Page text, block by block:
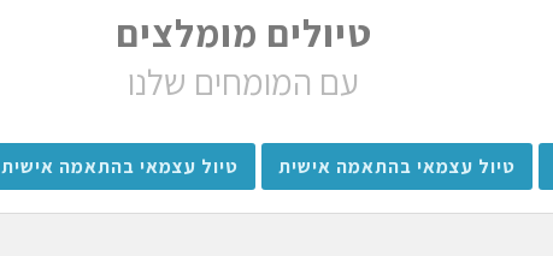
טיולים מומלצים
עם המומחים שלנו
טיול עצמאי בהתאמה אישית טיול עצמאי בהתאמה אישית